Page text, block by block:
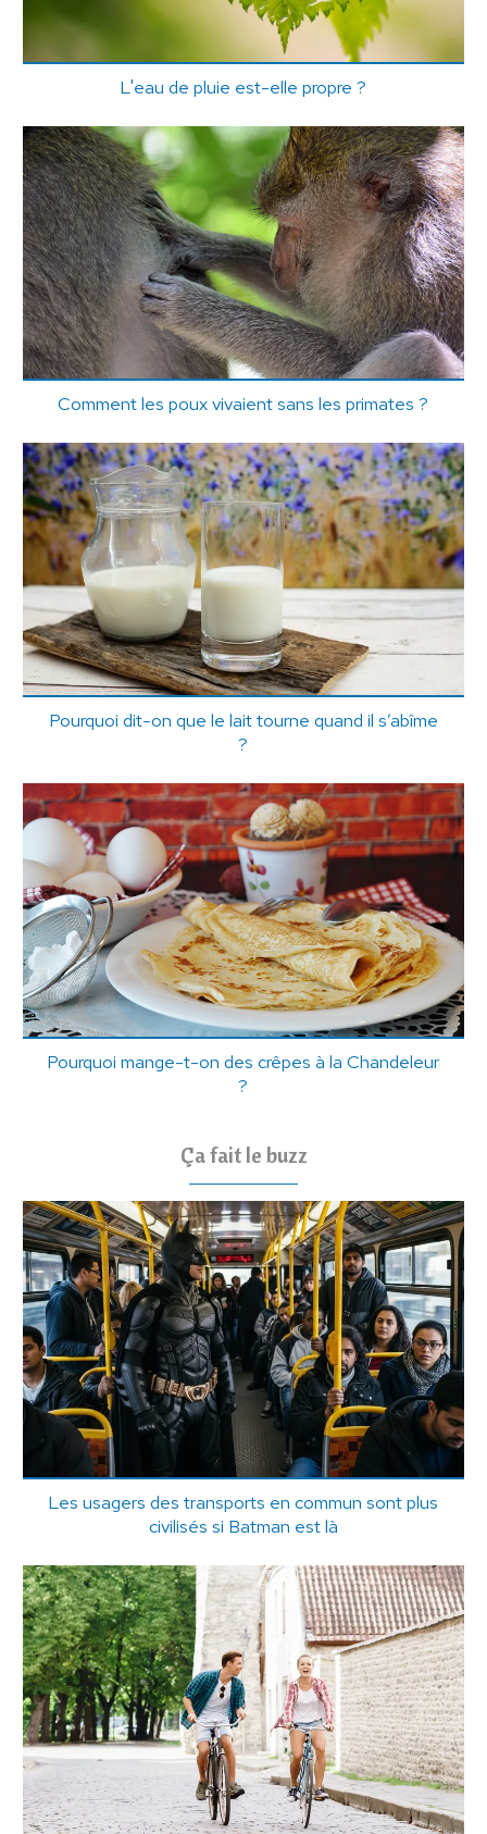
L'eau de pluie est-elle propre ?
Comment les poux vivaient sans les primates ?
Pourquoi dit-on que le lait tourne quand il s’abîme
?
Pourquoi mange-t-on des crêpes à la Chandeleur
?
Ça fait le buzz
Les usagers des transports en commun sont plus
civilisés si Batman est là